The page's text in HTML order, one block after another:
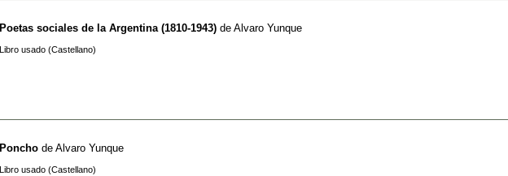
Poetas sociales de la Argentina (1810-1943) de Alvaro Yunque
Libro usado (Castellano)
Poncho de Alvaro Yunque
Libro usado (Castellano)